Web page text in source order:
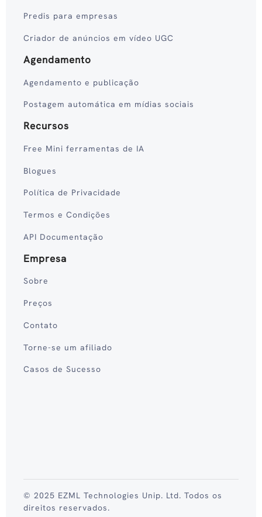
Predis para empresas
Criador de anúncios em vídeo UGC
Agendamento
Agendamento e publicação
Postagem automática em mídias sociais
Recursos
Free Mini ferramentas de IA
Blogues
Política de Privacidade
Termos e Condições
API Documentação
Empresa
Sobre
Preços
Contato
Torne-se um afiliado
Casos de Sucesso
© 2025 EZML Technologies Unip. Ltd. Todos os
direitos reservados.